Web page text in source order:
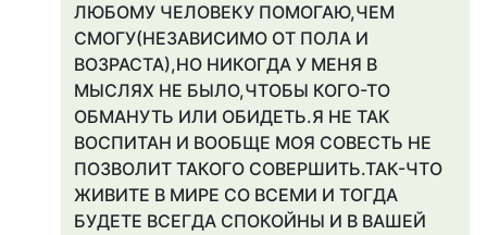
ЛЮБОМУ ЧЕЛОВЕКУ ПОМОГАЮ,ЧЕМ
СМОГУ(НЕЗАВИСИМО ОТ ПОЛА И
ВОЗРАСТА),НО НИКОГДА У МЕНЯ В
МЫСЛЯХ НЕ БЫЛО,ЧТОБЫ КОГО-ТО
ОБМАНУТЬ ИЛИ ОБИДЕТЬ.Я НЕ ТАК
ВОСПИТАН И ВООБЩЕ МОЯ СОВЕСТЬ НЕ
ПОЗВОЛИТ ТАКОГО СОВЕРШИТЬ.ТАК-ЧТО
ЖИВИТЕ В МИРЕ СО ВСЕМИ И ТОГДА
БУДЕТЕ ВСЕГДА СПОКОЙНЫ И В ВАШЕЙ